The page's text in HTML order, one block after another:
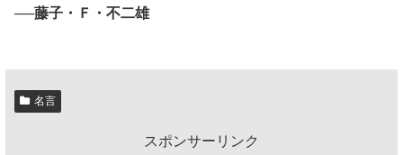
──藤子・Ｆ・不二雄
名言
スポンサーリンク